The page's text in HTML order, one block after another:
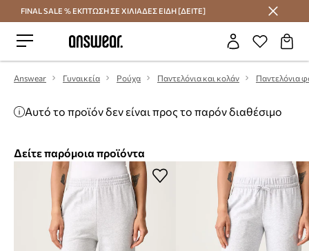
Εξοικονομήστε με το Answear Club
FINAL SALE % ΕΚΠΤΩΣΗ ΣΕ ΧΙΛΙΑΔΕΣ ΕΙΔΗ [ΔΕΙΤΕ]
Answear Γυναικεία Ρούχα Παντελόνια και κολάν Παντελόνια
Αυτό το προϊόν δεν είναι προς το παρόν διαθέσιμο
Δείτε παρόμοια προϊόντα